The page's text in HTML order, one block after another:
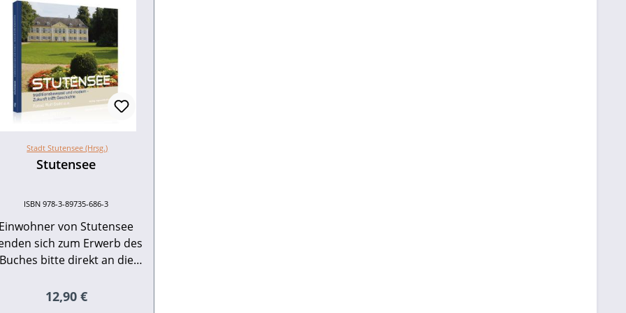
Stadt Stutensee (Hrsg.)
Stutensee
ISBN 978-3-89735-686-3
Einwohner von Stutensee
sich zum Erwerb des
Buches bitte direkt an die
besonderen Blick auf die
Regulärer Preis:
12,90 €